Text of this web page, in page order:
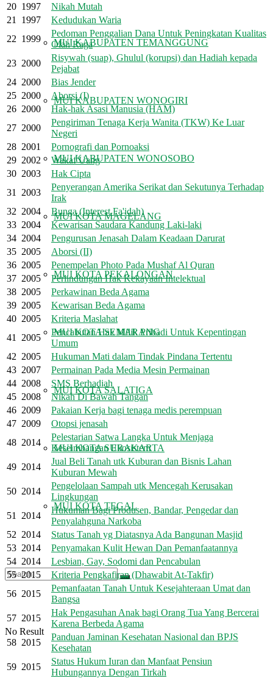
MUI KABUPATEN TEMANGGUNG
MUI KABUPATEN WONOGIRI
MUI KABUPATEN WONOSOBO
MUI KOTA MAGELANG
MUI KOTA PEKALONGAN
MUI KOTA SEMARANG
MUI KOTA SALATIGA
MUI KOTA SURAKARTA
MUI KOTA TEGAL
No Result
20 1997
Nikah Mutah
21
1997
Kedudukan Waria
22 1999
Pedoman Penggalian Dana Untuk Peningkatan Kualitas
Olah Raga
23 2000
Risywah (suap), Ghulul (korupsi) dan Hadiah kepada
Pejabat
24 2000
Bias Jender
25 2000
Aborsi (I)
26 2000
Hak-hak Asasi Manusia (HAM)
27 2000
Pengiriman Tenaga Kerja Wanita (TKW) Ke Luar
Negeri
28 2001
Pornografi dan Pornoaksi
29 2002
Wakaf Uang
30 2003
Hak Cipta
31
2003
Penyerangan Amerika Serikat dan Sekutunya Terhadap
Irak
32 2004
Bunga (Interest Fa'idah)
33 2004
Kewarisan Saudara Kandung Laki-laki
34 2004
Pengurusan Jenasah Dalam Keadaan Darurat
35 2005
Aborsi (II)
36 2005
Penempelan Photo Pada Mushaf Al Quran
37 2005
Perlindungan Hak Kekayaan Intelektual
38 2005
Perkawinan Beda Agama
39 2005
Kewarisan Beda Agama
40 2005
Kriteria Maslahat
41
2005
Pencabutan Hak Milik Pribadi Untuk Kepentingan
Umum
42 2005
Hukuman Mati dalam Tindak Pindana Tertentu
43 2007
Permainan Pada Media Mesin Permainan
44 2008
SMS Berhadiah
45 2008
Nikah Di Bawah Tangan
46 2009
Pakaian Kerja bagi tenaga medis perempuan
47 2009
Otopsi jenasah
48 2014
Pelestarian Satwa Langka Untuk Menjaga
Keseimbangan Ekosistem
49 2014
Jual Beli Tanah utk Kuburan dan Bisnis Lahan
Kuburan Mewah
50 2014
Pengelolaan Sampah utk Mencegah Kerusakan
Lingkungan
51
2014
Hukuman Bagi Produsen, Bandar, Pengedar dan
Penyalahguna Narkoba
52 2014
Status Tanah yg Diatasnya Ada Bangunan Masjid
53 2014
Penyamakan Kulit Hewan Dan Pemanfaatannya
54 2014
Lesbian, Gay, Sodomi dan Pencabulan
55 2015
Kriteria Pengkafiran (Dhawabit At-Takfir)
56 2015
Pemanfaatan Tanah Untuk Kesejahteraan Umat dan
Bangsa
57 2015
Hak Pengasuhan Anak bagi Orang Tua Yang Bercerai
Karena Berbeda Agama
58 2015
Panduan Jaminan Kesehatan Nasional dan BPJS
Kesehatan
59 2015
Status Hukum Iuran dan Manfaat Pensiun
Hubungannya Dengan Tirkah